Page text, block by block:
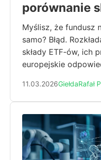
porównanie
Myślisz, że fundusz
samo? Błąd.
składy ETF-ów, ich
europejskie
11.03.2026GiełdaRafał